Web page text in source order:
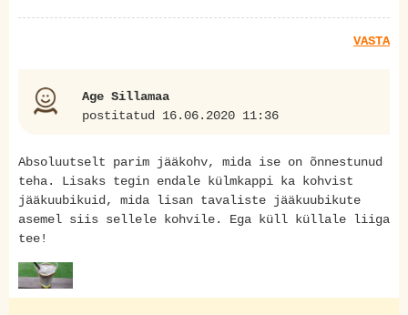
VASTA
Age Sillamaa
postitatud 16.06.2020 11:36
Absoluutselt parim jääkohv, mida ise on õnnestunud
teha. Lisaks tegin endale külmkappi ka kohvist
jääkuubikuid, mida lisan tavaliste jääkuubikute
asemel siis sellele kohvile. Ega küll küllale liiga
tee!